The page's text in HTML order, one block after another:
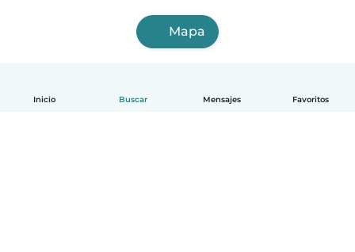
Inicio Buscar Mensajes Favoritos
Mapa